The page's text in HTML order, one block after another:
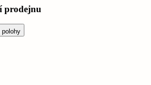
prodejnu
polohy